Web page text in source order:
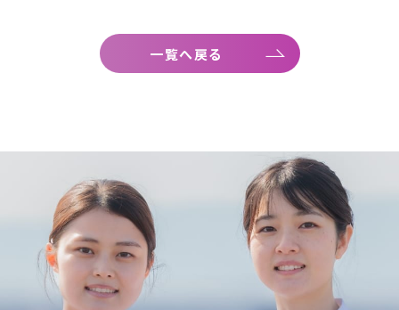
一覧へ戻る